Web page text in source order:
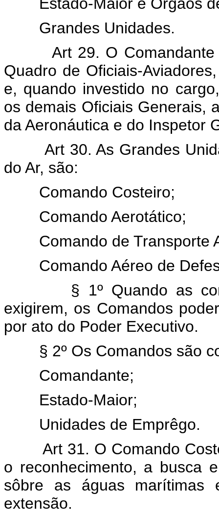
Grandes Unidades.
Art 29. O Comandante
Quadro de Oficiais-
e, quando investido no
os demais Oficiais Generais,
da Aeronáutica e do Inspetor
Art 30. As Grandes
do Ar, são:
Comando Costeiro;
Comando Aerotático;
Comando de Transporte
Comando Aéreo de
§ 1º Quando as
exigirem, os Comandos
por ato do Poder Executivo.
§ 2º Os Comandos são
Comandante;
Estado-Maior;
Unidades de Emprêgo.
Art 31. O Comando
o reconhecimento, a busca
sôbre as águas
extensão.